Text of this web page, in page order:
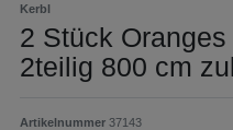
Kerbl
2 Stück
2teilig 800 cm
Artikelnummer 37143